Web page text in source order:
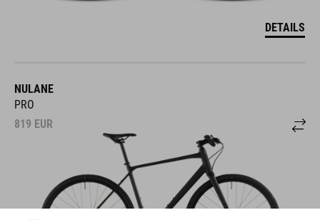
DETAILS
NULANE
PRO
819 EUR